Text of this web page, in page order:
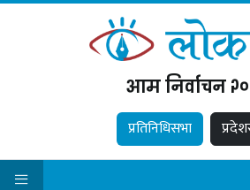
आम निर्वाचन
प्रतिनिधिसभा